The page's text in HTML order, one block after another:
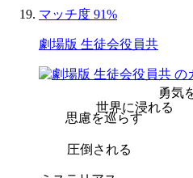
マッチ度 91%
劇場版 生徒会役員共
勇気
圧倒される
思慮を巡らす
世界に浸れる